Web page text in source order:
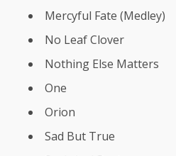
Mercyful Fate (Medley)
No Leaf Clover
Nothing Else Matters
One
Orion
Sad But True